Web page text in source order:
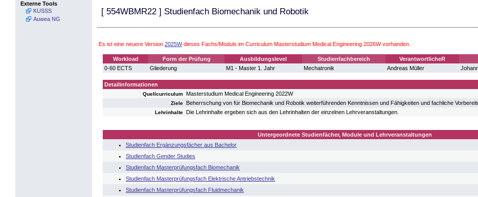
Externe Tools
KUSSS
Auwea NG
[ 554WBMR22 ] Studienfach Biomechanik und Robotik
Es ist eine neuere Version 2025Wdieses Fachs/Moduls im Curriculum Masterstudium Medical Engineering 2026W vorhanden.
Workload Form der Prüfung Ausbildungslevel Studienfachbereich VerantwortlicheR
0-60 ECTS
Gliederung M1 - Master 1. Jahr Mechatronik Andreas Müller
Detailinformationen
Quellcurriculum Masterstudium Medical Engineering 2022W
Ziele Beherrschung von für Biomechanik und Robotik weiterführenden Kenntnissen und Fähigkeiten und fachliche
Lehrinhalte Die Lehrinhalte ergeben sich aus den Lehrinhalten der einzelnen Lehrveranstaltungen.
Untergeordnete Studienfächer, Module und Lehrveranstaltungen
Studienfach Ergänzungsfächer aus Bachelor
Studienfach Gender Studies
Studienfach Masterprüfungsfach Biomechanik
Studienfach Masterprüfungsfach Elektrische Antriebstechnik
Studienfach Masterprüfungsfach Fluidmechanik